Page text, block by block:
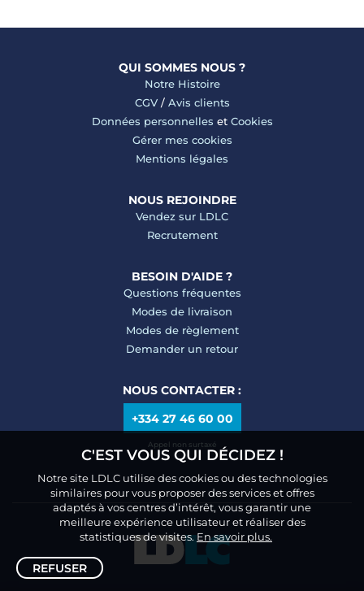
QUI SOMMES NOUS ?
Notre Histoire
CGV/ Avis clients
Données personnelles et Cookies
Gérer mes cookies
Mentions légales
NOUS REJOINDRE
Vendez sur LDLC
Recrutement
BESOIN D'AIDE ?
Questions fréquentes
Modes de livraison
Modes de règlement
Demander un retour
NOUS CONTACTER :
+334 27 46 60 00
Appel non surtaxé
C'EST VOUS QUI DÉCIDEZ !
Notre site LDLC utilise des cookies ou des technologies
similaires pour vous proposer des services et offres
adaptés à vos centres d’intérêt, vous garantir une
meilleure expérience utilisateur et réaliser des
statistiques de visites.En savoir plus.
REFUSER